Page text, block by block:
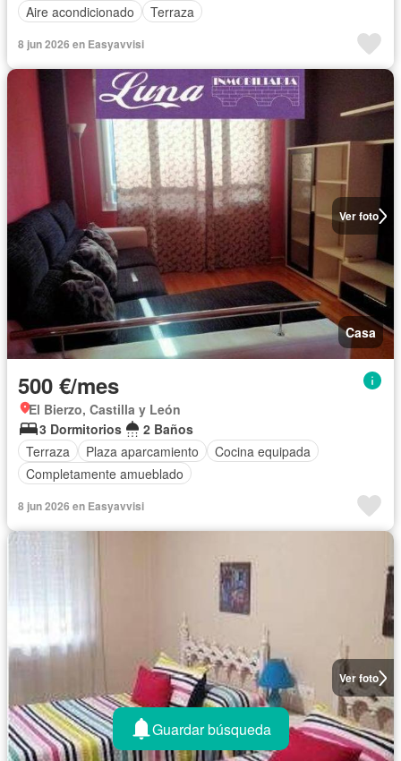
Aire acondicionado
Terraza
8 jun 2026 en Easyavvisi
Ver foto
Casa
500 €/mes
El Bierzo, Castilla y León
3 Dormitorios
2 Baños
Terraza
Plaza aparcamiento
Cocina equipada
Completamente amueblado
8 jun 2026 en Easyavvisi
Ver foto
Guardar búsqueda